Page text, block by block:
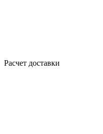
Расчет доставки